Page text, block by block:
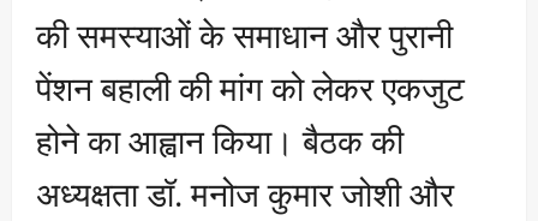
की समस्याओं के समाधान और पुरानी
पेंशन बहाली की मांग को लेकर एकजुट
होने का आह्वान किया। बैठक की
अध्यक्षता डॉ. मनोज कुमार जोशी और